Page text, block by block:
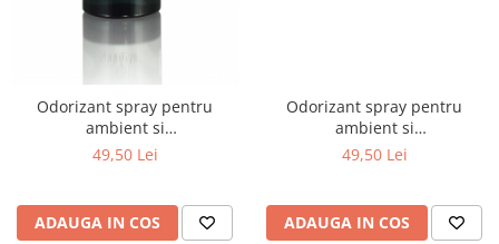
Articole menaj BACTERIA STOP
Articole menaj ECO NATURAL si
materiale reciclate
Eco logical
Produse lichide certificare Eco Cert
Eco Confort
Odorizant spray pentru
ambient si
tesaturi,Impressive,500ml
49,50 Lei
ADAUGA IN COS
Odorizant spray pentru
ambient si
tesaturi,Adorable,500ml
49,50 Lei
ADAUGA IN COS